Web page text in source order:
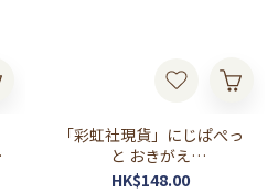
「彩虹社現貨」にじぱぺっ
と おきがえ
ver.VOLTACTION
HK$148.00